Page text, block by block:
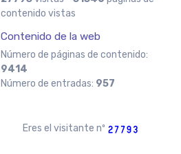
contenido vistas
Contenido de la web
Número de páginas de contenido:
9414
Número de entradas: 957
Eres el visitante nº